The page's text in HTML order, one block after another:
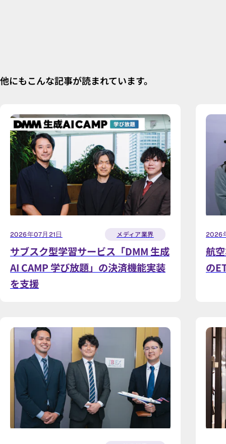
他にもこんな記事が読まれています。
2026年07月21日 メディア業界
サブスク型学習サービス「DMM 生成
AI CAMP 学び放題」の決済機能実装
を支援
2026
航
の